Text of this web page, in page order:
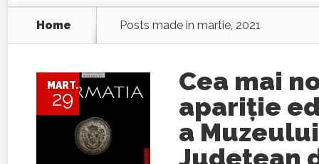
Home Posts made in martie, 2021
MART.
29
Cea mai
apariție
a Muzeului
Județean